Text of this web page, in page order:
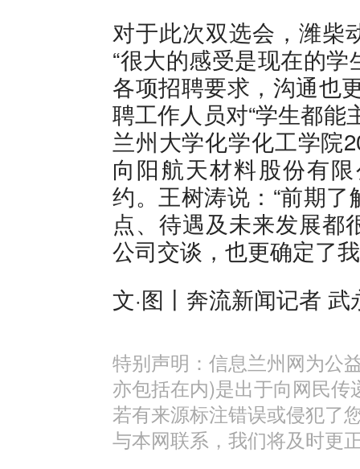
对于此次双选会，潍柴
“很大的感受是现在的
各项招聘要求，沟通也
聘工作人员对“学生都能
兰州大学化学化工学院
向阳航天材料股份有
约。王树涛说：“前期
点、待遇及未来发展都
公司交谈，也更确定了
文·图丨奔流新闻记者 武
特别声明：信息兰州网为公
亦包括在内)是出于向网民
若有来源标注错误或侵犯了
与本网联系，我们将及时更